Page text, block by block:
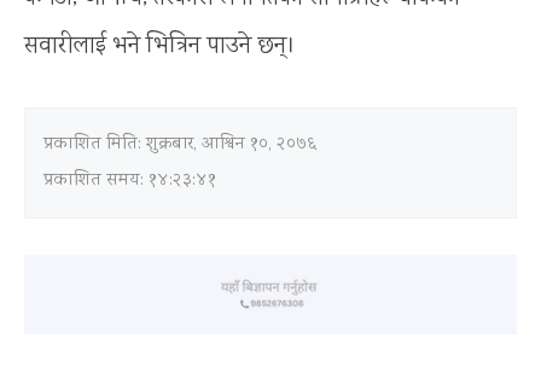
सवारीलाई भने भित्रिन पाउने छन्।
प्रकाशित मिति:शुक्रबार, आश्विन १०, २०७६
प्रकाशित समय: १४:२३:४१